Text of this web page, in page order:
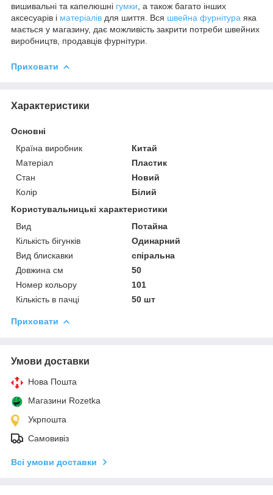
вишивальні та капелюшні гумки , а також багато інших
аксесуарів і матеріалів для шиття. Вся швейна фурнітура яка
мається у магазину, дає можливість закрити потреби швейних
виробництв, продавців фурнітури.
Приховати
Характеристики
Основні
Країна виробник
Китай
Матеріал
Пластик
Стан
Новий
Колір
Білий
Користувальницькі характеристики
Вид
Потайна
Кількість бігунків
Одинарний
Вид блискавки
спіральна
Довжина см
50
Номер кольору
101
Кількість в пачці
50 шт
Приховати
Умови доставки
Нова Пошта
Магазини Rozetka
Укрпошта
Самовивіз
Всі умови доставки